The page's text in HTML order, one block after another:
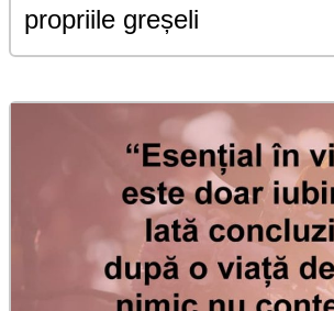
propriile greșeli